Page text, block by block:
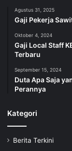
Agustus 31, 2025
Gaji Pekerja
Oktober 4, 2024
Gaji Local Staff
Terbaru
September 15, 2024
Duta Apa Saja
Perannya
Kategori
Berita Terkini